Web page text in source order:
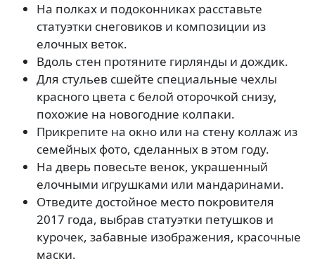
На полках и подоконниках расставьте
статуэтки снеговиков и композиции из
елочных веток.
Вдоль стен протяните гирлянды и дождик.
Для стульев сшейте специальные чехлы
красного цвета с белой оторочкой снизу,
похожие на новогодние колпаки.
Прикрепите на окно или на стену коллаж из
семейных фото, сделанных в этом году.
На дверь повесьте венок, украшенный
елочными игрушками или мандаринами.
Отведите достойное место покровителя
2017 года, выбрав статуэтки петушков и
курочек, забавные изображения, красочные
маски.